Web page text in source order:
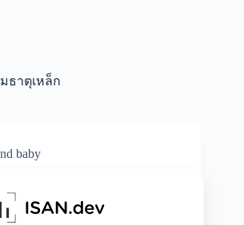
ธาตุเหล็ก
baby
จำเป็นต่อการพัฒนาสมองของ